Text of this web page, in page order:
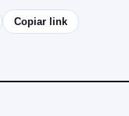
Copiar link